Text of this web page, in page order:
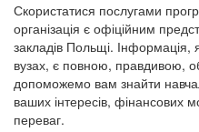
Скористатися послугами
організація є офіційним
закладів Польщі.
вузах, є повною, правдивою,
допоможемо вам знайти
ваших інтересів, фінансових
переваг.